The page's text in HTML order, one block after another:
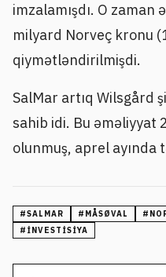
imzalamışdı. O zaman
milyard Norveç kronu
qiymətləndirilmişdi.
SalMar artıq Wilsgård
sahib idi. Bu əməliyyat
olunmuş, aprel ayında
#SALMAR # MÅSØVAL #
# INVESTISIYA